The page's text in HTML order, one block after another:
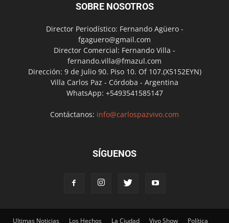
SOBRE NOSOTROS
Director Periodístico: Fernando Agüero -
fgaguero@gmail.com
Director Comercial: Fernando Villa -
fernando.villa@fmazul.com
Dirección: 9 de Julio 90. Piso 10. Of 107.(X5152EYN)
Villa Carlos Paz - Córdoba - Argentina
WhatsApp: +5493541585147
Contáctanos: info@carlospazvivo.com
SÍGUENOS
Ultimas Noticias Los Hechos La Ciudad Vivo Show Política